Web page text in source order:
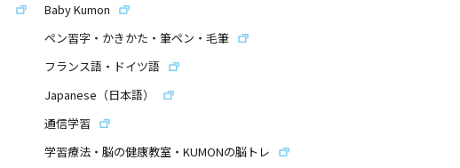
Baby Kumon
ペン習字・かきかた・筆ペン・毛筆
フランス語・ドイツ語
Japanese（日本語）
通信学習
学習療法・脳の健康教室・KUMONの脳トレ